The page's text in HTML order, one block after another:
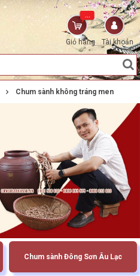
Tài khoản
Giỏ hàng
...
Chum sành không tráng men
Chum sành Đông Sơn Âu Lạc